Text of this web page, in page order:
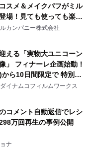
スメ＆メイクパフがミル
場！見ても使っても楽し
キュートなコレクショ
カンパニー株式会社
える「実物大ユニコーン
」 フィナーレ企画始動！
ら10日間限定で 特別映
GUNDAM Statue ―
―』を上映！
イナムコフィルムワークス
コメント自動返信でレシ
万回再生の事例公開
ナ